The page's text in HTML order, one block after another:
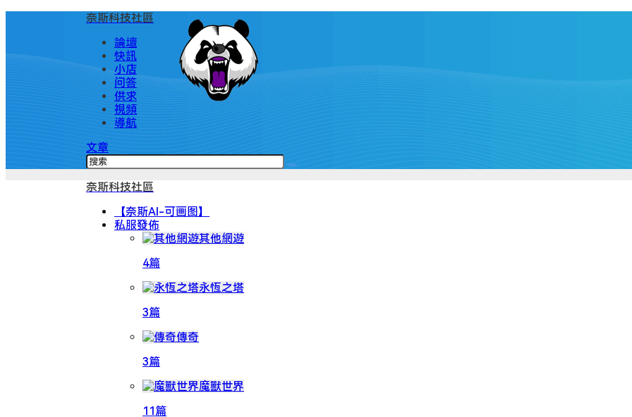
奈斯科技社區
論壇
快訊
小店
问答
供求
視頻
導航
文章
奈斯科技社區
【奈斯AI-可画图】
私服發佈
其他網遊
4篇
永恆之塔
3篇
傳奇
3篇
魔獸世界
11篇